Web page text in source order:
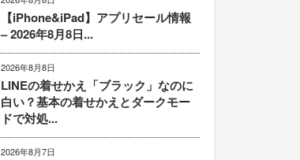
【iPhone&iPad】アプリセール情報
– 2026年8月8日...
2026年8月8日
LINEの着せかえ「ブラック」なのに
白い？基本の着せかえとダークモー
ドで対処...
2026年8月7日